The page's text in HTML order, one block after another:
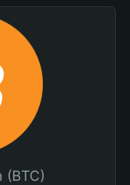
(BTC)